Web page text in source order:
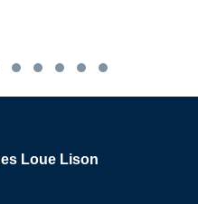
Loue Lison